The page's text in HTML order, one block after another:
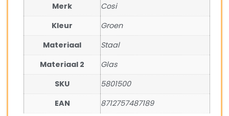
Merk
Cosi
Kleur
Groen
Materiaal
Staal
Materiaal 2
Glas
SKU
5801500
EAN
8712757487189